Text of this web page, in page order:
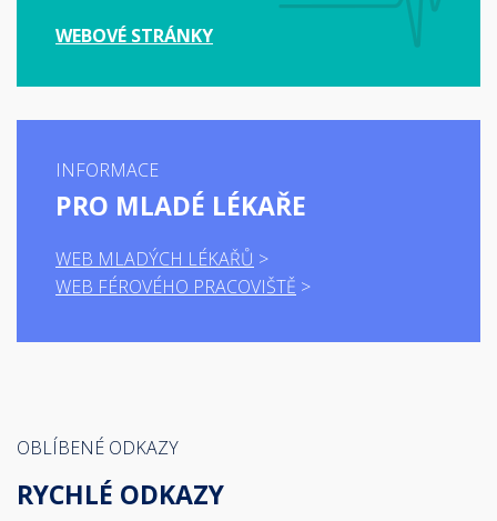
WEBOVÉ STRÁNKY
INFORMACE
PRO MLADÉ LÉKAŘE
WEB MLADÝCH LÉKAŘŮ
WEB FÉROVÉHO PRACOVIŠTĚ
OBLÍBENÉ ODKAZY
RYCHLÉ ODKAZY